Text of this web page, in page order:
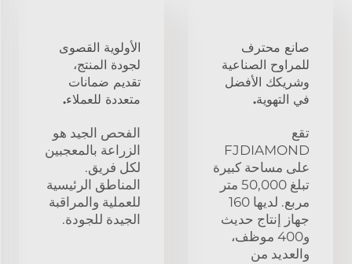
صانع محترف
للمراوح الصناعية
وشريكك الأفضل
في التهوية.
تقع
FJDIAMOND
على مساحة كبيرة
تبلغ 50,000 متر
مربع. لديها 160
جهاز إنتاج حديث
و400 موظف،
والعديد من
الأولوية القصوى
لجودة المنتج،
تقديم ضمانات
متعددة للعملاء.
الفحص الجيد هو
الزراعة بالمعجبين
لكل فريق.
المناطق الرئيسية
للعملية والمراقبة
الجيدة للجودة.